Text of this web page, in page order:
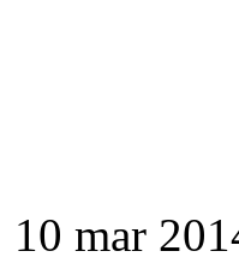
10 mar